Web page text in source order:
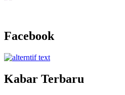
Facebook
Kabar Terbaru